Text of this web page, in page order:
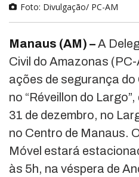
Foto: Divulgação/ PC-AM
Manaus (AM) –A
Civil do Amazonas
ações de segurança
no “Réveillon do
31 de dezembro, no
no Centro de Manaus.
Móvel estará
às 5h, na véspera de